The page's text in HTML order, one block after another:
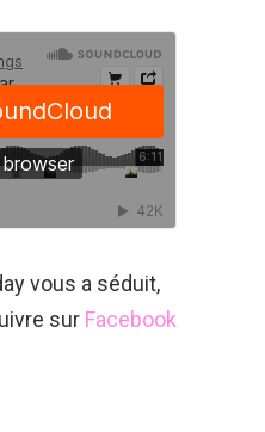
vous a séduit,
sur Facebook